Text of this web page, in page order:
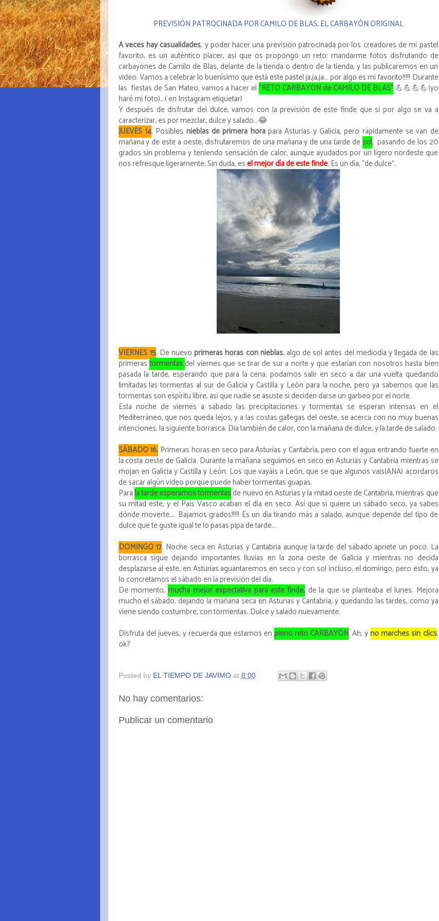
PREVISIÓN PATROCINADA POR CAMILO DE BLAS, EL CARBAYÓN ORIGINAL
A veces hay casualidades, y poder hacer una previsión patrocinada por los creadores de mi pastel
favorito, es un auténtico placer, así que os propongo un reto: mandarme fotos disfrutando de
carbayones de Camilo de Blas, delante de la tienda o dentro de la tienda, y las publicaremos en un
video. Vamos a celebrar lo buenísimo que está este pastel ja,ja,ja... por algo es mi favorito!!!!! Durante
las fiestas de San Mateo, vamos a hacer el "RETO CARBAYÓN de CAMILO DE BLAS" 💪💪💪💪(yo
haré mi foto)...( en Instagram etiquetar)
Y después de disfrutar del dulce, vamos con la previsión de este finde que si por algo se va a
caracterizar, es por mezclar, dulce y salado...😂
JUEVES 14. Posibles nieblas de primera horapara Asturias y Galicia, pero rápidamente se van de
mañana y de este a oeste, disfrutaremos de una mañana y de una tarde de sol, pasando de los 20
grados sin problema y teniendo sensación de calor, aunque ayudados por un ligero nordeste que
nos refresque ligeramente. Sin duda, esel mejor día de este finde. Es un día, "de dulce".
VIERNES 15. De nuevoprimeras horas con nieblas, algo de sol antes del mediodía y llegada de las
primerastormentas del viernes que se tirar de sur a norte y que estarían con nosotros hasta bien
pasada la tarde, esperando que para la cena, podamos salir en seco a dar una vuelta quedando
limitadas las tormentas al sur de Galicia y Castilla y León para la noche, pero ya sabemos que las
tormentas son espíritu libre, así que nadie se asuste si deciden darse un garbeo por el norte.
Esta noche de viernes a sábado las precipitaciones y tormentas se esperan intensas en el
Mediterráneo, que nos queda lejos, y a las costas gallegas del oeste, se acerca con no muy buenas
intenciones, la siguiente borrasca. Dia también de calor, con la mañana de dulce, y la tarde de salado.
SÁBADO 16. Primeras horas en seco para Asturias y Cantabria, pero con el agua entrando fuerte en
la costa oeste de Galicia. Durante la mañana seguimos en seco en Asturias y Cantabria mientras se
mojan en Galicia y Castilla y León. Los que vayáis a León, que se que algunos vais(ANA) acordaros
de sacar algún video porque puede haber tormentas guapas.
Parala tarde esperamos tormentasde nuevo en Asturias y la mitad oeste de Cantabria, mientras que
su mitad este, y el País Vasco acaban el día en seco. Así que si quiere un sábado seco, ya sabes
dónde moverte.... Bajamos grados!!!!! Es un día tirando más a salado, aunque depende del tipo de
dulce que te guste igual te lo pasas pipa de tarde...
DOMINGO 17. Noche seca en Asturias y Cantabria aunque la tarde del sábado apriete un poco. La
borrasca sigue dejando importantes lluvias en la zona oeste de Galicia y mientras no decida
desplazarse al este, en Asturias aguantaremos en seco y con sol incluso, el domingo, pero esto, ya
lo concretamos el sábado en la previsión del día.
De momento,mucha mejor expectativa para este finde, de la que se planteaba el lunes. Mejora
mucho el sábado, dejando la mañana seca en Asturias y Cantabria, y quedando las tardes, como ya
viene siendo costumbre, con tormentas. Dulce y salado nuevamente.
Disfruta del jueves, y recuerda que estamos en pleno reto CARBAYÓN. Ah, yno marches sin clics,
ok?
Posted by EL TIEMPO DE JAVIMO at 8:00
No hay comentarios:
Publicar un comentario